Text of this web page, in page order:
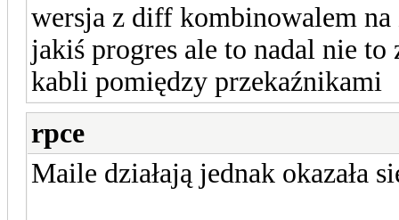
wersja z diff kombinowalem na
jakiś progres ale to nadal nie to
kabli pomiędzy przekaźnikami
rpce
Maile działają jednak okazała